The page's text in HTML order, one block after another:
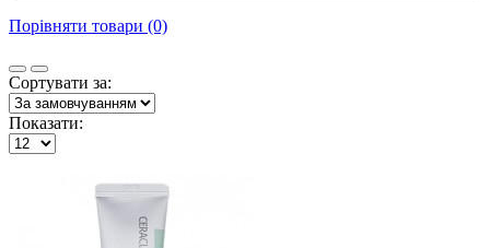
Порівняти товари (0)
Сортувати за:
Показати: